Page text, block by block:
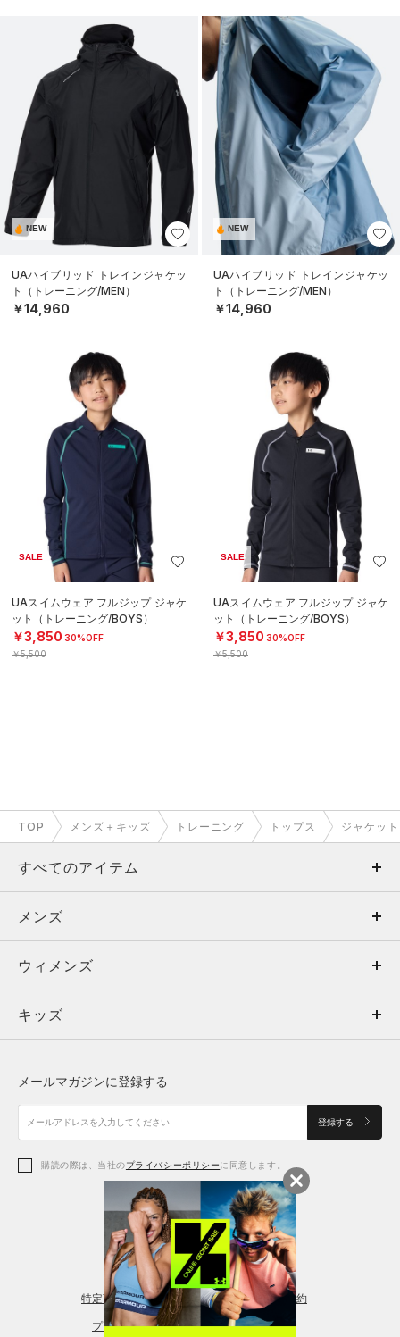
NEW
UAハイブリッド トレインジャケッ
ト（トレーニング/MEN）
￥14,960
NEW
UAハイブリッド トレインジャケッ
ト（トレーニング/MEN）
￥14,960
SALE
UAスイムウェア フルジップ ジャケ
ット（トレーニング/BOYS）
￥3,850 30%OFF
￥5,500
SALE
UAスイムウェア フルジップ ジャケ
ット（トレーニング/BOYS）
￥3,850 30%OFF
￥5,500
TOP メンズ＋キッズ トレーニング トップス ジャケッ
すべてのアイテム
メンズ
ウィメンズ
キッズ
アクセサリー
メンズ
トップス
ボトムス
アクセサリー
ウィメンズ
トップス
シューズ
アクセサリー
レギンス＆タイツ
キッズ
シューズ
メールマガジンに登録する
登録する
購読の際は、当社のプライバシーポリシーに同意します。
特定商取引法に基づく通販の表記 会員規約
プライバシーポリシー